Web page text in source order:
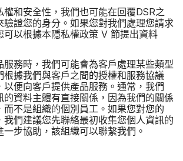
權​和​安全性，​我們​也​可能​在​回覆DSR之​
驗​證您​的​身分。​如果​您​對​我們​處理​您請求​
可以​根據​本隱私權​政策 V 節​提出​資料​
服務​時，​我們​可能​會​為​客戶​處理​某些​類型​
根據​我們​與​客戶​之間​的​授權​和​服務​協議​
以​便​向​客戶​提供​產品​服務。​通常，​我們​
的​資料​主體​有​直接​關係，​因為​我們​的​關係​
而​不​是​組織​的​個別​員工。​如果​您​對​您​的​
我們​建議​您先​聯絡​最​初​收集您​個​人​資訊​的​
步​協助，​該​組織​可以​聯繫​我們。